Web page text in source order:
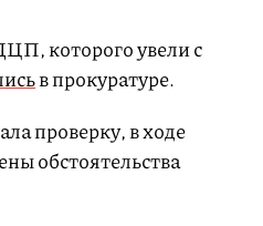
которого увели с
в прокуратуре.
проверку, в ходе
обстоятельства